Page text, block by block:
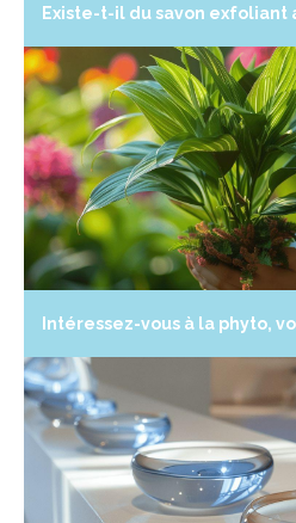
Existe-t-il du savon
Intéressez-vous à la phyto,